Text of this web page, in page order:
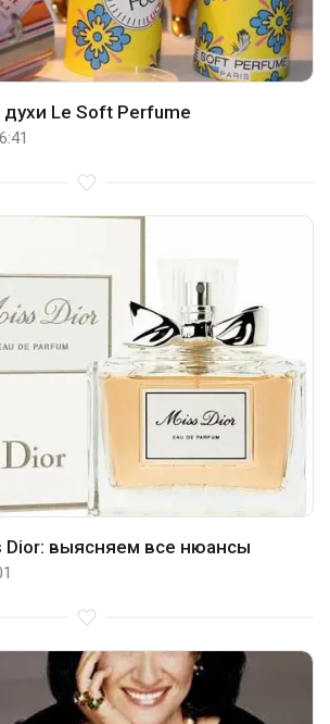
Le Soft Perfume
Dior: выясняем все нюансы